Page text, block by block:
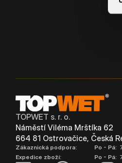
TOPWET s. r. o.
Náměstí Viléma Mrštíka 62
664 81 Ostrovačice, Česká
Zákaznická podpora:
Po - Pá:
Expedice zboží:
Po - Pá: